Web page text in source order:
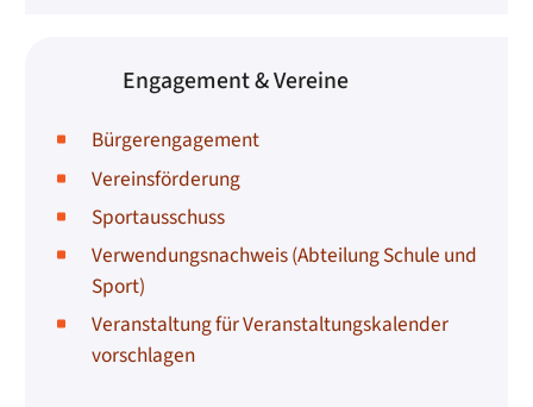
Engagement & Vereine
Bürgerengagement
Vereinsförderung
Sportausschuss
Verwendungsnachweis (Abteilung Schule und
Sport)
Veranstaltung für Veranstaltungskalender
vorschlagen